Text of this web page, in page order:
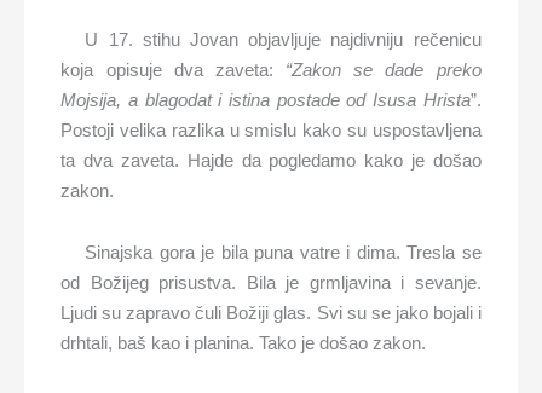
U 17. stihu Jovan objavljuje najdivniju rečenicu
koja opisuje dva zaveta: “Zakon se dade preko
Mojsija, a blagodat i istina postade od Isusa Hrista”.
Postoji velika razlika u smislu kako su uspostavljena
ta dva zaveta. Hajde da pogledamo kako je došao
zakon.
Sinajska gora je bila puna vatre i dima. Tresla se
od Božijeg prisustva. Bila je grmljavina i sevanje.
Ljudi su zapravo čuli Božiji glas. Svi su se jako bojali i
drhtali, baš kao i planina. Tako je došao zakon.